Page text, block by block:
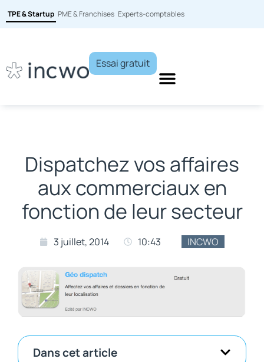
TPE & Startup PME & Franchises Experts-comptables
Essai gratuit
Dispatchez vos affaires
aux commerciaux en
fonction de leur secteur
3 juillet, 2014 10:43 INCWO
Dans cet article